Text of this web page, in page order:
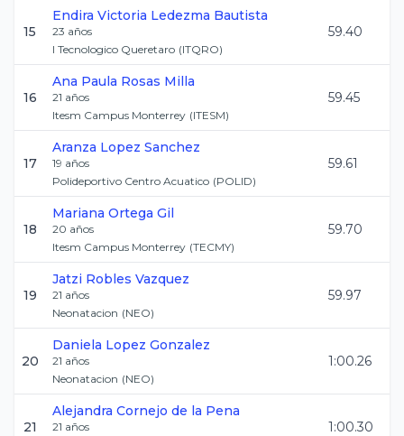
15
Endira Victoria Ledezma Bautista
23 años
I Tecnologico Queretaro (ITQRO)
59.40
16
Ana Paula Rosas Milla
21 años
Itesm Campus Monterrey (ITESM)
59.45
17
Aranza Lopez Sanchez
19 años
Polideportivo Centro Acuatico (POLID)
59.61
18
Mariana Ortega Gil
20 años
Itesm Campus Monterrey (TECMY)
59.70
19
Jatzi Robles Vazquez
21 años
Neonatacion (NEO)
59.97
20
Daniela Lopez Gonzalez
21 años
Neonatacion (NEO)
1:00.26
21
Alejandra Cornejo de la Pena
21 años
1:00.30